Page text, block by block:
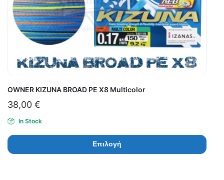
OWNER KIZUNA BROAD PE X8 Multicolor
38,00 €
In Stock
Επιλογή